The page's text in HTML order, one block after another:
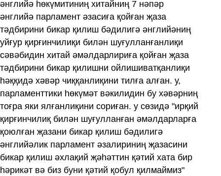
әнглийә һөкүмитиниң хитайниң 7 нәпәр
әнглийә парламент әзасиға қойған җаза
тәдбирини бикар қилиш бәдилигә әнглийәниң
уйғур қирғинчилиқи билән шуғулланғанлиқи
сәвәбидин хитай әмәлдарлириға қойған җаза
тәдбирини бикар қилишни ойлишиватқанлиқи
һәққидә хәвәр чиққанлиқини тилға алған. у,
парламенттики һөкүмәт вәкилидин бу хәвәрниң
тоғра яки ялғанлиқини сориған. у сөзидә "ирқий
қирғинчилиқ билән шуғулланған әмәлдарларға
қоюлған җазани бикар қилиш бәдилигә
әнглийәлик парламент әзалириниң җазасини
бикар қилиш әхлақий җәһәттин қәтий хата бир
һәрикәт вә биз буни қәтий қобул қилмаймиз"